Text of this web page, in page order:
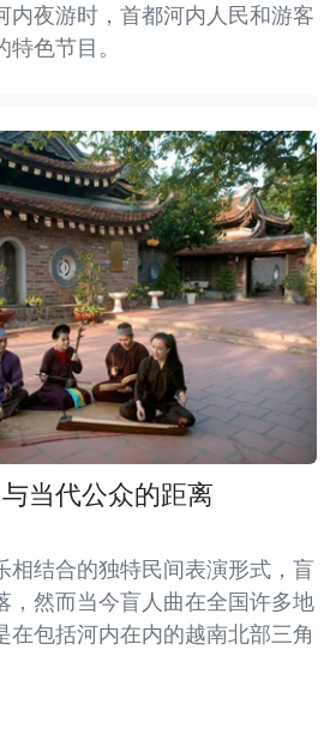
内夜游时，首都河内人民和游客
色节目。
当代公众的距离
相结合的独特民间表演形式，盲
，然而当今盲人曲在全国许多地
在包括河内在内的越南北部三角